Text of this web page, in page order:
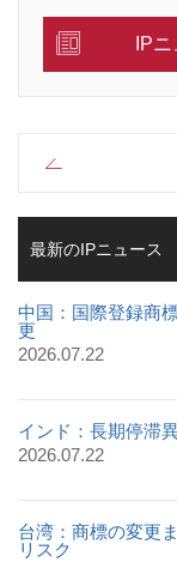
IP
最新のIPニュース
中国：国際登録商
更
2026.07.22
インド：長期停滞
2026.07.22
台湾：商標の変更
リスク